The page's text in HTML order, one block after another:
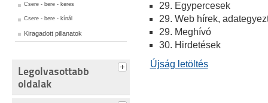
Csere - bere - keres
Csere - bere - kínál
Kiragadott pillanatok
Legolvasottabb
oldalak
29. Egypercesek
29. Web hírek,
29. Meghívó
30. Hirdetések
Újság letöltés